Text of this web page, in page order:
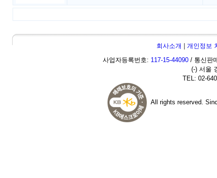
회사소개
개인정보
사업자등록번호: 117-15-44090/ 통신판
(-) 서울
TEL: 02-
All rights reserved.